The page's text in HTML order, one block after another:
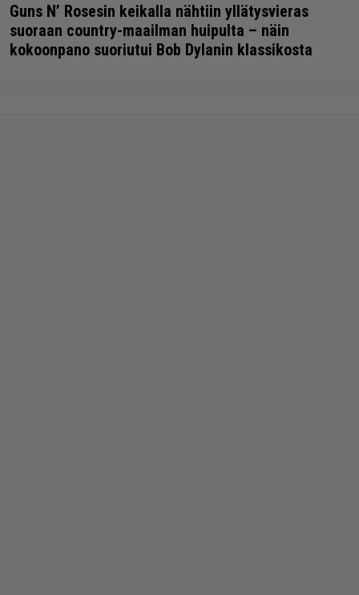
Guns N’ Rosesin keikalla nähtiin yllätysvieras
suoraan country-maailman huipulta – näin
kokoonpano suoriutui Bob Dylanin klassikosta